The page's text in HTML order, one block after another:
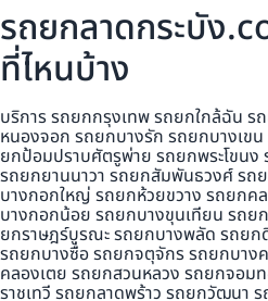
รถยกลาดกระบัง
ที่ไหนบ้าง
บริการ รถยกกรุงเทพ รถยกใกล้ฉัน
หนองจอก รถยกบางรัก รถยกบางเข
ยกป้อมปราบศัตรูพ่าย รถยกพระโขน
รถยกยานนาวา รถยกสัมพันธวงศ์ ร
บางกอกใหญ่ รถยกห้วยขวาง รถยกค
บางกอกน้อย รถยกบางขุนเทียน รถ
ยกราษฎร์บูรณะ รถยกบางพลัด รถย
รถยกบางซื่อ รถยกจตุจักร รถยกบาง
คลองเตย รถยกสวนหลวง รถยกจอม
ราชเทวี รถยกลาดพร้าว รถยกวัฒนา